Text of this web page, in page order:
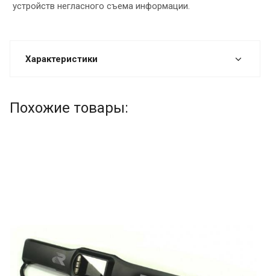
устройств негласного съема информации.
Характеристики
Похожие товары: